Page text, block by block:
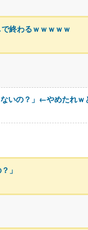
終わるｗｗｗｗｗ
いの？」←やめたれｗ
」